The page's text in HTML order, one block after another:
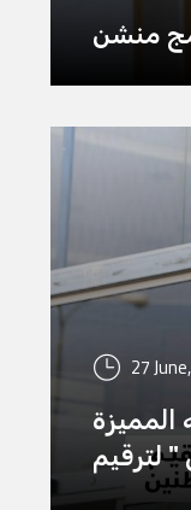
منشن
27
المميزة
لترقيم